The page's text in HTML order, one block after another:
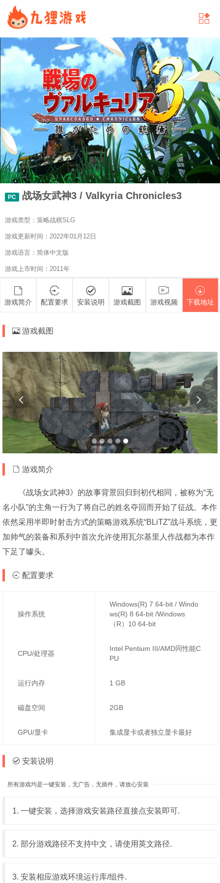
PC 战场女武神3 / Valkyria Chronicles3
游戏类型：策略战棋SLG
游戏更新时间：2022年01月12日
游戏语言：简体中文版
游戏上市时间：2011年
游戏简介 配置要求 安装说明 游戏截图 游戏视频 下载地址
游戏截图
 
游戏简介
《战场女武神3》的故事背景回归到初代相同，被称为“无
名小队”的主角一行为了将自己的姓名夺回而开始了征战。本作
依然采用半即时射击方式的策略游戏系统“BLiTZ”战斗系统，更
加帅气的装备和系列中首次允许使用瓦尔基里人作战都为本作
下足了噱头。
配置要求
操作系统
Windows(R) 7 64-bit / Windo
ws(R) 8 64-bit /Windows
（R）10 64-bit
CPU/处理器
Intel Pentium III/AMD同性能C
PU
运行内存 1 GB
磁盘空间 2GB
GPU/显卡 集成显卡或者独立显卡最好
安装说明
所有游戏均是一键安装，无广告，无插件，请放心安装
1. 一键安装，选择游戏安装路径直接点安装即可.
2. 部分游戏路径不支持中文，请使用英文路径.
3. 安装相应游戏环境运行库/组件.